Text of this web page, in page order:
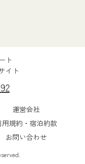
ト
イト
運営会社
用規約・宿泊約款
お問い合わせ